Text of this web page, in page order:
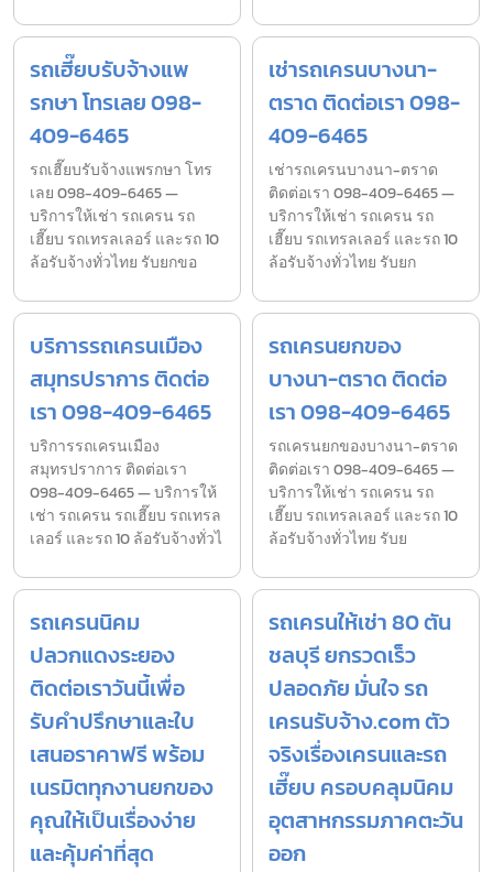
รถเฮี๊ยบรับจ้างแพ
รกษา โทรเลย 098-
409-6465
รถเฮี๊ยบรับจ้างแพรกษา โทร
เลย 098-409-6465 —
บริการให้เช่า รถเครน รถ
เฮี๊ยบ รถเทรลเลอร์ และรถ 10
ล้อรับจ้างทั่วไทย รับยกขอ
เช่ารถเครนบางนา-
ตราด ติดต่อเรา 098-
409-6465
เช่ารถเครนบางนา-ตราด
ติดต่อเรา 098-409-6465 —
บริการให้เช่า รถเครน รถ
เฮี๊ยบ รถเทรลเลอร์ และรถ 10
ล้อรับจ้างทั่วไทย รับยก
บริการรถเครนเมือง
สมุทรปราการ ติดต่อ
เรา 098-409-6465
บริการรถเครนเมือง
สมุทรปราการ ติดต่อเรา
098-409-6465 — บริการให้
เช่า รถเครน รถเฮี๊ยบ รถเทรล
เลอร์ และรถ 10 ล้อรับจ้างทั่วไ
รถเครนยกของ
บางนา-ตราด ติดต่อ
เรา 098-409-6465
รถเครนยกของบางนา-ตราด
ติดต่อเรา 098-409-6465 —
บริการให้เช่า รถเครน รถ
เฮี๊ยบ รถเทรลเลอร์ และรถ 10
ล้อรับจ้างทั่วไทย รับย
รถเครนนิคม
ปลวกแดงระยอง
ติดต่อเราวันนี้เพื่อ
รับคำปรึกษาและใบ
เสนอราคาฟรี พร้อม
เนรมิตทุกงานยกของ
คุณให้เป็นเรื่องง่าย
และคุ้มค่าที่สุด
รถเครนให้เช่า 80 ตัน
ชลบุรี ยกรวดเร็ว
ปลอดภัย มั่นใจ รถ
เครนรับจ้าง.com ตัว
จริงเรื่องเครนและรถ
เฮี๊ยบ ครอบคลุมนิคม
อุตสาหกรรมภาคตะวัน
ออก